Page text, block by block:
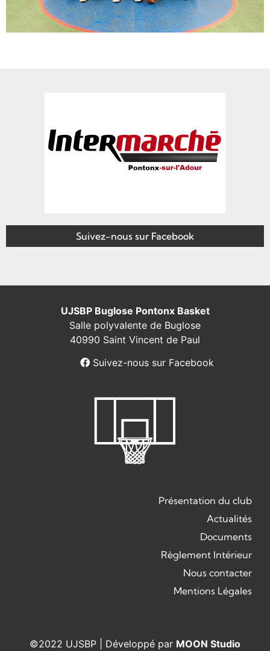
Suivez-nous sur Facebook
UJSBP Buglose Pontonx Basket
Salle polyvalente de Buglose
40990 Saint Vincent de Paul
Suivez-nous sur Facebook
Présentation du club
Actualités
Documents
Règlement Intérieur
Nous contacter
Mentions Légales
©2022 UJSBP | Développé par MOON Studio